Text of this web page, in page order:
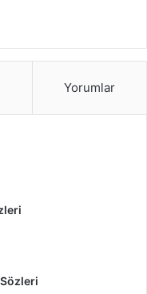
Yorumlar